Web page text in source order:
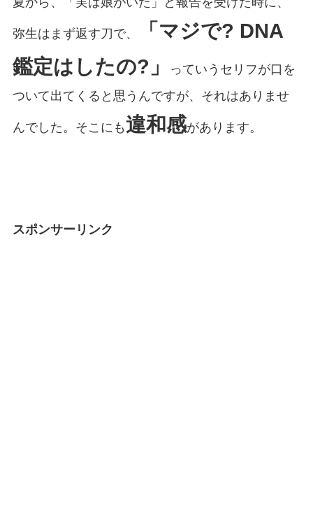
弥生はまず返す刀で、
「マジで? DNA
鑑定はしたの?」
っていうセリフが口を
ついて出てくると思うんですが、それはありませ
んでした。そこにも 違和感があります。
スポンサーリンク